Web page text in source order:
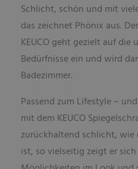
Schlicht, schön und mit
das zeichnet Phönix aus.
KEUCO geht gezielt auf die
Bedürfnisse ein und wird
Badezimmer.
Passend zum Lifestyle –
mit dem KEUCO
zurückhaltend schlicht, wie
ist, so vielseitig zeigt er